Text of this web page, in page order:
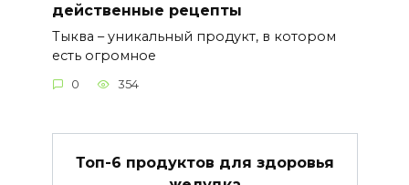
действенные рецепты
Тыква – уникальный продукт, в котором
есть огромное
0 354
Топ-6 продуктов для здоровья